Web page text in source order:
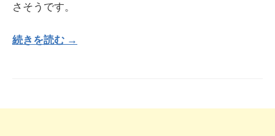
さそうです。
続きを読む →